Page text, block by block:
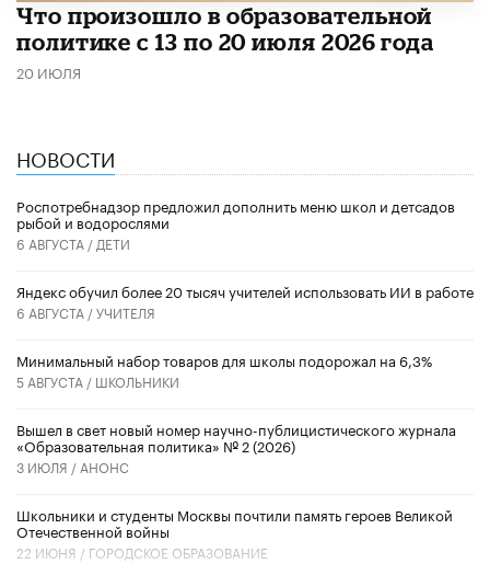
Что произошло в образовательной
политике с 13 по 20 июля 2026 года
20 ИЮЛЯ
НОВОСТИ
Роспотребнадзор предложил дополнить меню школ и детсадов
рыбой и водорослями
6 АВГУСТА / ДЕТИ
​Яндекс обучил более 20 тысяч учителей использовать ИИ в работе
6 АВГУСТА /УЧИТЕЛЯ
Минимальный набор товаров для школы подорожал на 6,3%
5 АВГУСТА / ШКОЛЬНИКИ
Вышел в свет новый номер научно-публицистического журнала
«Образовательная политика» № 2 (2026)
3 ИЮЛЯ / АНОНС
Школьники и студенты Москвы почтили память героев Великой
Отечественной войны
22 ИЮНЯ / ГОРОДСКОЕ ОБРАЗОВАНИЕ